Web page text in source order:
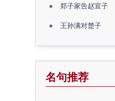
郑子家告赵宣子
王孙满对楚子
名句推荐